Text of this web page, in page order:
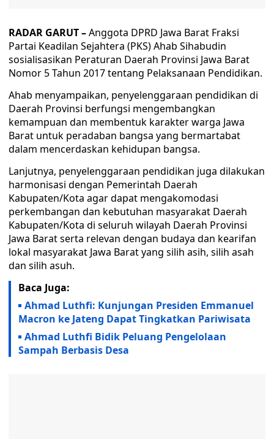
RADAR GARUT –Anggota DPRD Jawa Barat Fraksi
Partai Keadilan Sejahtera (PKS) Ahab Sihabudin
sosialisasikan Peraturan Daerah Provinsi Jawa Barat
Nomor 5 Tahun 2017 tentang Pelaksanaan Pendidikan.
Ahab menyampaikan, penyelenggaraan pendidikan di
Daerah Provinsi berfungsi mengembangkan
kemampuan dan membentuk karakter warga Jawa
Barat untuk peradaban bangsa yang bermartabat
dalam mencerdaskan kehidupan bangsa.
Lanjutnya, penyelenggaraan pendidikan juga dilakukan
harmonisasi dengan Pemerintah Daerah
Kabupaten/Kota agar dapat mengakomodasi
perkembangan dan kebutuhan masyarakat Daerah
Kabupaten/Kota di seluruh wilayah Daerah Provinsi
Jawa Barat serta relevan dengan budaya dan kearifan
lokal masyarakat Jawa Barat yang silih asih, silih asah
dan silih asuh.
Baca Juga:
Ahmad Luthfi: Kunjungan Presiden Emmanuel
Macron ke Jateng Dapat Tingkatkan Pariwisata
Ahmad Luthfi Bidik Peluang Pengelolaan
Sampah Berbasis Desa